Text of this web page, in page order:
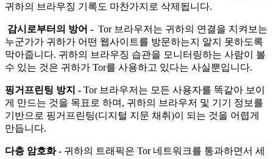
귀하의 브라우징 기록도 마찬가지로 삭제됩니다.
감시로부터의 방어 - Tor 브라우저는 귀하의 연결을 지켜보는
누군가가 귀하가 어떤 웹사이트를 방문하는지 알지 못하도록
막아줍니다. 귀하의 브라우징 습관을 모니터링하는 사람이 볼
수 있는 것은 귀하가 Tor를 사용하고 있다는 사실뿐입니다.
핑거프린팅 방지 - Tor 브라우저는 모든 사용자를 똑같아 보이
게 만드는 것을 목표로 하며, 귀하의 브라우저 및 기기 정보를
기반으로 핑거프린팅(디지털 지문 채취)이 되는 것을 어렵게
만듭니다.
다층 암호화 - 귀하의 트래픽은 Tor 네트워크를 통과하면서 세